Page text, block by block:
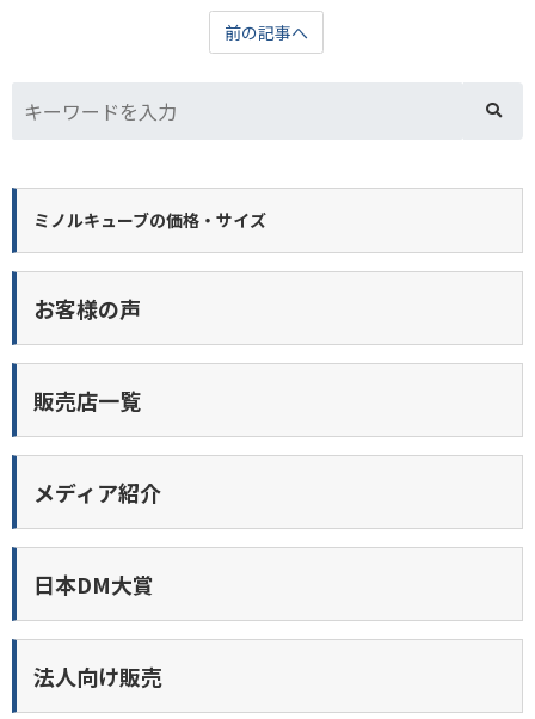
前の記事へ
ミノルキューブの価格・サイズ
お客様の声
販売店一覧
メディア紹介
日本DM大賞
法人向け販売